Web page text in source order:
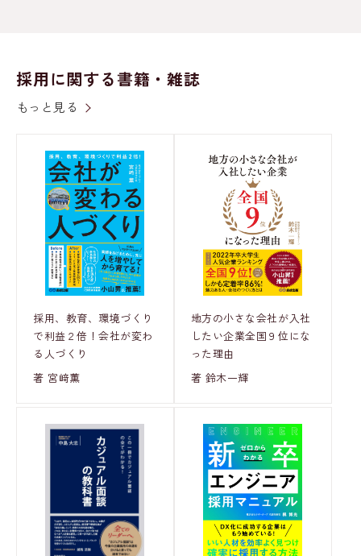
採用に関する書籍・雑誌
もっと見る
採用、教育、環境づくり
で利益２倍！会社が変わ
る人づくり
著 宮﨑薫
地方の小さな会社が入社
したい企業全国９位にな
った理由
著 鈴木一輝